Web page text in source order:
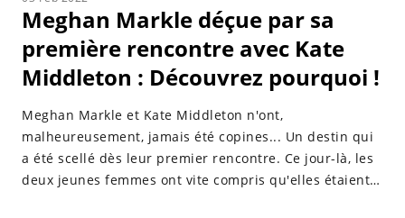
Meghan Markle déçue par sa
première rencontre avec Kate
Middleton : Découvrez pourquoi !
Meghan Markle et Kate Middleton n'ont,
malheureusement, jamais été copines... Un destin qui
a été scellé dès leur premier rencontre. Ce jour-là, les
deux jeunes femmes ont vite compris qu'elles étaient